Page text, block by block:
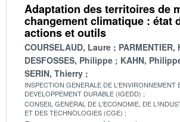
Adaptation des territoires de
changement climatique : état
actions et outils
COURSELAUD, Laure
PARMENTIER,
DESFOSSES, Philippe
KAHN,
SERIN, Thierry
INSPECTION GENERALE DE L'ENVIRONNEMENT
DEVELOPPEMENT DURABLE (IGEDD)
CONSEIL GENERAL DE L'ECONOMIE, DE
ET DES TECHNOLOGIES (CGE)